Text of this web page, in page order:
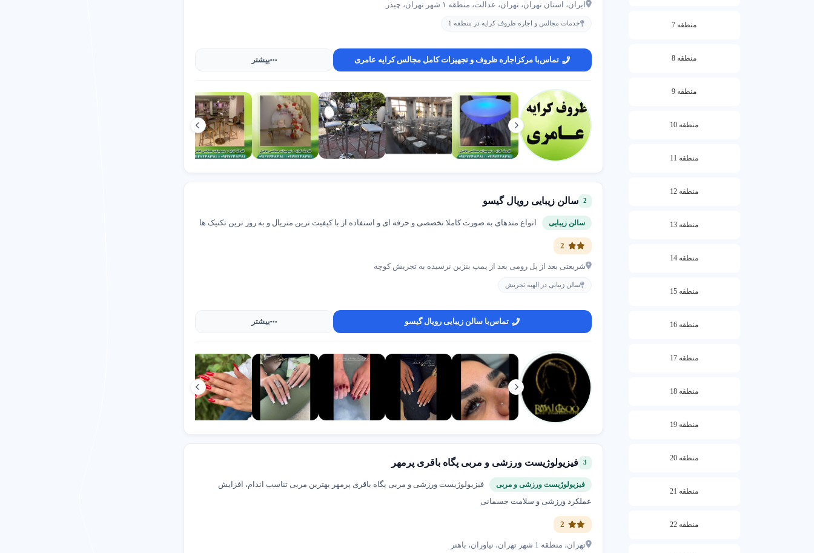
منطقه 7
منطقه 8
منطقه 9
منطقه 10
منطقه 11
منطقه 12
منطقه 13
منطقه 14
منطقه 15
منطقه 16
منطقه 17
منطقه 18
منطقه 19
منطقه 20
منطقه 21
منطقه 22
بیمه ایران نمایندگی حامد عطائی کد20195
ایران، استان تهران، تهران، عدالت، منطقه ۱ شهر تهران، چیذر
خدمات مجالس و اجاره ظروف کرایه در منطقه 1
تماسبا مرکزاجاره ظروف و تجهیزات کامل مجالس کرایه عامری بیشتر
2 سالن زیبایی رویال گیسو
سالن زیبایی انواع متدهای به صورت کاملا تخصصی و حرفه ای و استفاده از با کیفیت ترین متریال و به روز ترین تکنیک ها
2
شریعتی بعد از پل رومی بعد از پمپ بنزین نرسیده به تجریش کوچه
سالن زیبایی در الهیه تجریش
تماسبا سالن زیبایی رویال گیسو بیشتر
3 فیزیولوژیست ورزشی و مربی پگاه باقری پرمهر
فیزیولوژیست ورزشی و مربی
فیزیولوژیست ورزشی و مربی پگاه باقری پرمهر بهترین مربی تناسب اندام، افزایش
عملکرد ورزشی و سلامت جسمانی
2
تهران، منطقه 1 شهر تهران، نیاوران، باهنر
نامشخص بودن نتیجه تبلیغ تمرکز بر تماس، مراجعه و بازده واقعی
📞 مشاوره و ثبت آگهی در شهر اینترنتی
برای دریافت مشاوره و انتخاب پلن تبلیغاتی مناسب، با ما در ارتباط باشید:
☎ تلفن:
نمایش داده می‌شود که آماده تماس و دریافت خدمات هستند. اگر به دنبال تبلیغی هدفمند، قابل اعتماد و نتیجه محور هستید،